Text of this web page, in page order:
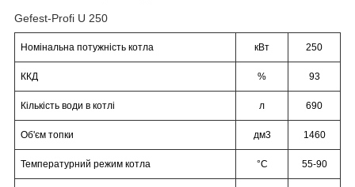
Gefest-Profi U 250
Номінальна потужність котла кВт 250
ККД % 93
Кількість води в котлі л 690
Об'єм топки дм3 1460
Температурний режим котла °C 55-90